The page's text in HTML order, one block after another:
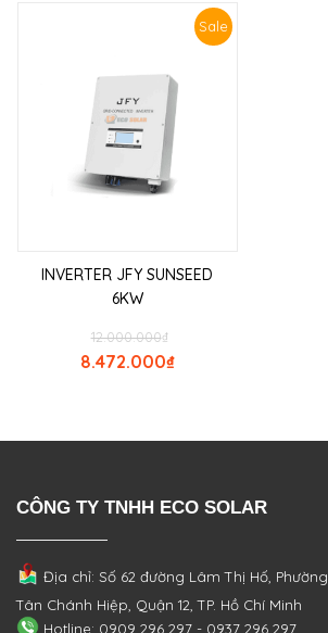
Sale
INVERTER JFY SUNSEED
6KW
₫
12.000.000
₫
8.472.000
CÔNG TY TNHH ECO SOLAR
Địa chỉ: Số 62 đường Lâm Thị Hố, Phường
Tân Chánh Hiệp, Quận 12, TP. Hồ Chí Minh
Hotline: 0909 296 297 - 0937 296 297